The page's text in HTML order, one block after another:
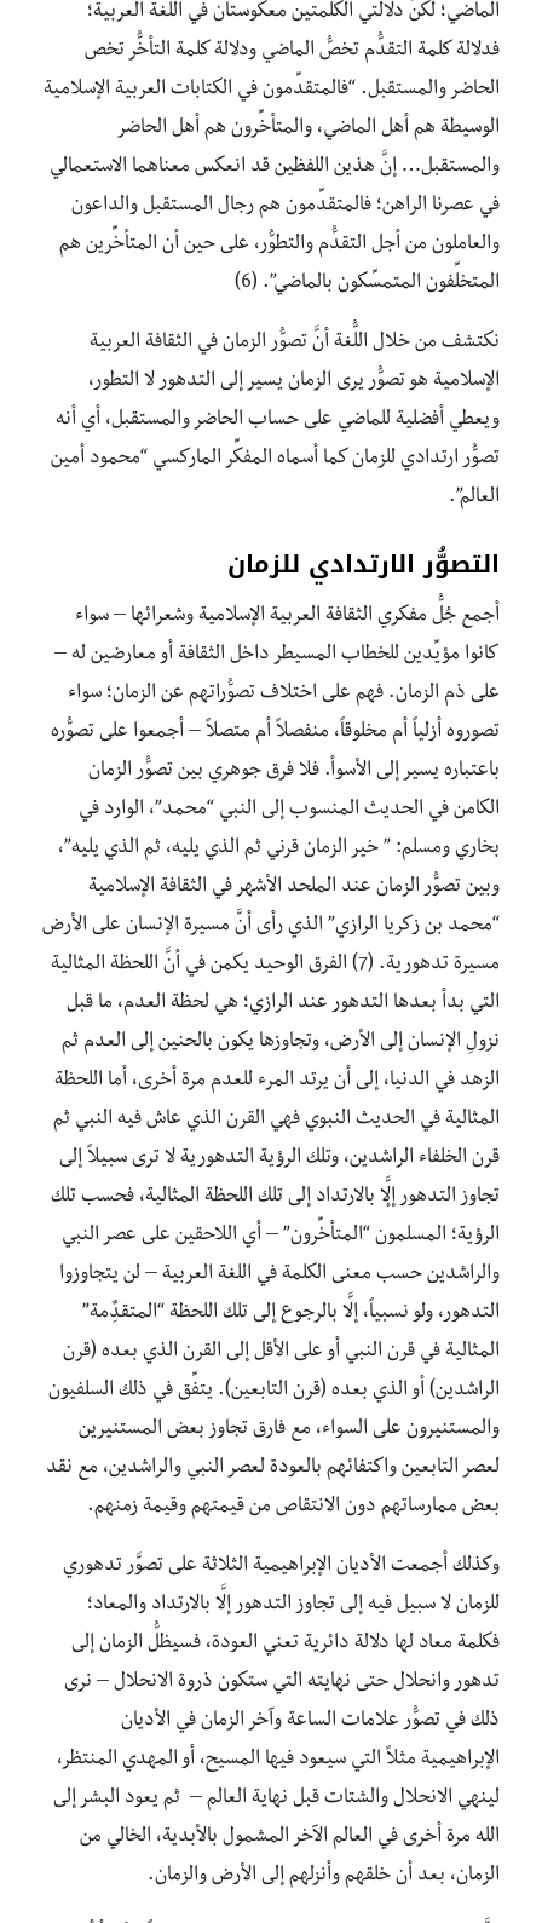
الماضي؛ لكنَّ دلالتي الكلمتين معكوستان في اللغة العربية؛
فدلالة كلمة التقدُّم تخصُّ الماضي ودلالة كلمة التأخُّر تخص
الحاضر والمستقبل. “فالمتقدِّمون في الكتابات العربية الإسلامية
الوسيطة هم أهل الماضي، والمتأخِّرون هم أهل الحاضر
والمستقبل… إنَّ هذين اللفظين قد انعكس معناهما الاستعمالي
في عصرنا الراهن؛ فالمتقدِّمون هم رجال المستقبل والداعون
والعاملون من أجل التقدُّم والتطوُّر، على حين أن المتأخِّرين هم
المتخلِّفون المتمسِّكون بالماضي”. (6)
نكتشف من خلال اللُّغة أنَّ تصوُّر الزمان في الثقافة العربية
الإسلامية هو تصوُّر يرى الزمان يسير إلى التدهور لا التطور،
ويعطي أفضلية للماضي على حساب الحاضر والمستقبل، أي أنه
تصوُّر ارتدادي للزمان كما أسماه المفكِّر الماركسي “محمود أمين
العالم”.
التصوُّر الارتدادي للزمان
أجمع جُلُّ مفكري الثقافة العربية الإسلامية وشعرائها – سواء
كانوا مؤيِّدين للخطاب المسيطر داخل الثقافة أو معارضين له –
على ذم الزمان. فهم على اختلاف تصوُّراتهم عن الزمان؛ سواء
تصوروه أزلياً أم مخلوقاً، منفصلاً أم متصلاً – أجمعوا على تصوُّره
باعتباره يسير إلى الأسوأ. فلا فرق جوهري بين تصوُّر الزمان
الكامن في الحديث المنسوب إلى النبي “محمد”، الوارد في
بخاري ومسلم: ” خير الزمان قرني ثم الذي يليه، ثم الذي يليه”،
وبين تصوُّر الزمان عند الملحد الأشهر في الثقافة الإسلامية
“محمد بن زكريا الرازي” الذي رأى أنَّ مسيرة الإنسان على الأرض
مسيرة تدهورية. (7) الفرق الوحيد يكمن في أنَّ اللحظة المثالية
التي بدأ بعدها التدهور عند الرازي؛ هي لحظة العدم، ما قبل
نزولِ الإنسان إلى الأرض، وتجاوزها يكون بالحنين إلى العدم ثم
الزهد في الدنيا، إلى أن يرتد المرء للعدم مرة أخرى، أما اللحظة
المثالية في الحديث النبوي فهي القرن الذي عاش فيه النبي ثم
قرن الخلفاء الراشدين، وتلك الرؤية التدهورية لا ترى سبيلاً إلى
تجاوز التدهور إلَّٕا بالارتداد إلى تلك اللحظة المثالية، فحسب تلك
الرؤية؛ المسلمون “المتأخِّرون” – أي اللاحقين على عصر النبي
والراشدين حسب معنى الكلمة في اللغة العربية – لن يتجاوزوا
التدهور، ولو نسبياً، إلَّا بالرجوع إلى تلك اللحظة “المتقدٌِمة”
المثالية في قرن النبي أو على الأقل إلى القرن الذي بعده (قرن
الراشدين) أو الذي بعده (قرن التابعين). يتفِّق في ذلك السلفيون
والمستنيرون على السواء، مع فارق تجاوز بعض المستنيرين
لعصر التابعين واكتفائهم بالعودة لعصر النبي والراشدين، مع نقد
بعض ممارساتهم دون الانتقاص من قيمتهم وقيمة زمنهم.
وكذلك أجمعت الأديان الإبراهيمية الثلاثة على تصوَّر تدهوري
للزمان لا سبيل فيه إلى تجاوز التدهور إلَّا بالارتداد والمعاد؛
فكلمة معاد لها دلالة دائرية تعني العودة، فسيظلُّ الزمان إلى
تدهور وانحلال حتى نهايته التي ستكون ذروة الانحلال – نرى
ذلك في تصوُّر علامات الساعة وآخر الزمان في الأديان
الإبراهيمية مثلاً التي سيعود فيها المسيح، أو المهدي المنتظر،
لينهي الانحلال والشتات قبل نهاية العالم – ثم يعود البشر إلى
الله مرة أخرى في العالم الآخر المشمول بالأبدية، الخالي من
الزمان، بعد أن خلقهم وأنزلهم إلى الأرض والزمان.